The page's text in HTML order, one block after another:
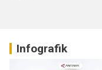
Infografik